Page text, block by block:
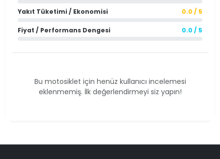
Yakıt Tüketimi / Ekonomisi 0.0 / 5
Fiyat / Performans Dengesi 0.0 / 5
Bu motosiklet için henüz kullanıcı incelemesi
eklenmemiş. İlk değerlendirmeyi siz yapın!